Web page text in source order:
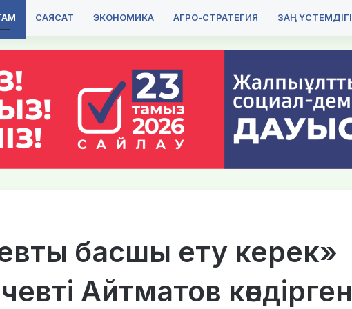
САЯСАТ ЭКОНОМИКА АГРО-СТРАТЕГИЯ ЗАҢ ҮСТЕМДІГІ
басшы ету керек»
Айтматов көндірген